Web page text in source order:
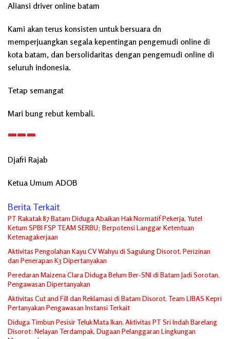
Aliansi driver online batam
Kami akan terus konsisten untuk bersuara dn
memperjuangkan segala kepentingan pengemudi online di
kota batam, dan bersolidaritas dengan pengemudi online di
seluruh indonesia.
Tetap semangat
Mari bung rebut kembali.
Djafri Rajab
Ketua Umum ADOB
Berita Terkait
PT Rakatak 87 Batam Diduga Abaikan Hak Normatif Pekerja, Yutel
Ketum SPBI FSP TEAM SERBU; Berpotensi Langgar Ketentuan
Ketenagakerjaan
Aktivitas Pengolahan Kayu CV Wahyu di Sagulung Disorot, Perizinan
dan Penerapan K3 Dipertanyakan
Peredaran Maizena Clara Diduga Belum Ber-SNI di Batam Jadi Sorotan,
Pengawasan Dipertanyakan
Aktivitas Cut and Fill dan Reklamasi di Batam Disorot, Team LIBAS Kepri
Pertanyakan Pengawasan Instansi Terkait
Diduga Timbun Pesisir Teluk Mata Ikan, Aktivitas PT Sri Indah Barelang
Disorot: Nelayan Terdampak, Dugaan Pelanggaran Lingkungan